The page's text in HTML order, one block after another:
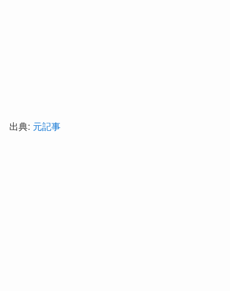
出典: 元記事